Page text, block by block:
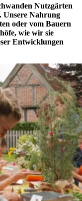
Nutzgärten
Unsere Nahrung
oder vom Bauern
wie wir sie
Entwicklungen